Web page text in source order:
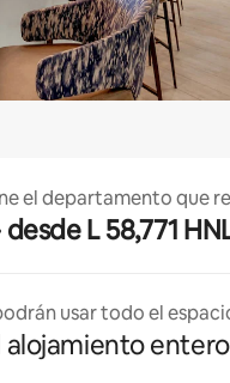
el departamento que
· desde L 58,771
usar todo el
alojamiento